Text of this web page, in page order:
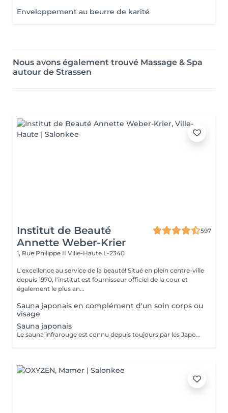
Enveloppement au beurre de karité
Nous avons également trouvé Massage & Spa
autour de Strassen
Institut de Beauté
Annette Weber-Krier
597
1, Rue Philippe II Ville-Haute L-2340
L'excellence au service de la beauté! Situé en plein centre-ville
depuis 1970, l'institut est fournisseur officiel de la cour et
également le plus an...
Sauna japonais en complément d'un soin corps ou
visage
Sauna japonais
Le sauna infrarouge est connu depuis toujours par les Japonais pour ses vertus apaisantes et détoxifiantes. Equipé d'une technologie carbone, le Sauna Dôme est constitué d'un matelas et de 2 dômes qui émettent des infrarouges longs. Les pierres minérales intégrées décuplent les bienfaits des infrarouges (+300 pierres). Amincissement Détox : Perte jusqu'à 600 calories/séance- Sudation intense-Amélioration de la qualité de peau-Perte de -4,4cm** de tour de ventre en moyenne -18% de graisse abdominale** après 20 séances Relaxation/stress/sommeil -7,2% du cortisol* dans le sang (hormone du stress)-Baisse de -20,7%* du stress perçu-Détente musculaire et récupération après l'effort : -30,7%* de courbatures DETOX: Purification de la peau et de l'organisme-Elimination des toxines et métaux lourds : -10,5%* de plomb dans le corps Pierre de TOURMALINE MARRON : Renforcement de l'organisme- Ions négatifs- Détox métaux lourds- Vitalité Pierre de JADE : Effets relaxants et purifiants- Purification- Détente- Equilibre cellulaire Pierre de Germanium Noire : Régénérateur cellulaire- Détox- Apaise- Renforce le système immunitaire